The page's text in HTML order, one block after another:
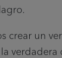
crear un
verdadera